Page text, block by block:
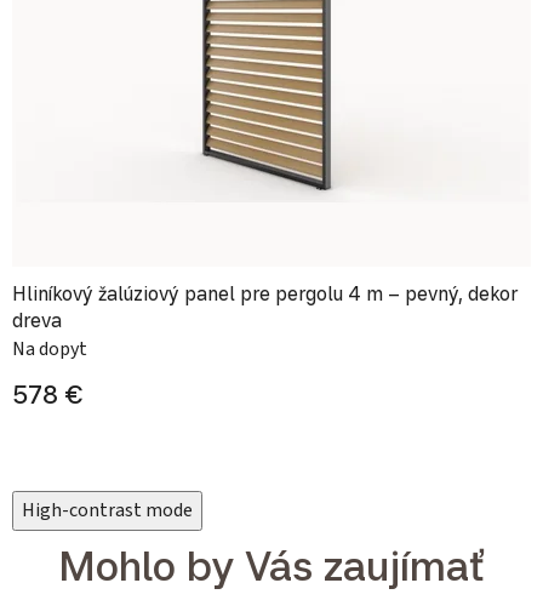
Hliníkový žalúziový panel pre pergolu 4 m – pevný, dekor
dreva
Na dopyt
578 €
High-contrast mode
Mohlo by Vás zaujímať